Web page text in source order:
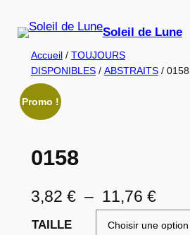
contenu
Soleil de Lune
Accueil/ TOUJOURS
DISPONIBLES/ ABSTRAITS/ 0158
Promo !
0158
3,82 € – 11,76 €P
l
TAILLE